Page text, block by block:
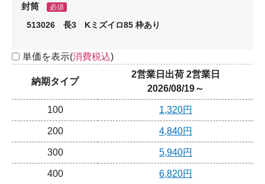
封筒 必須
513026 長3 Kミズイロ85 枠あり
単価を表示(消費税込)
納期タイプ
2営業日出荷 2営業日
2026/08/19～
100 1,320円
200 4,840円
300 5,940円
400 6,820円